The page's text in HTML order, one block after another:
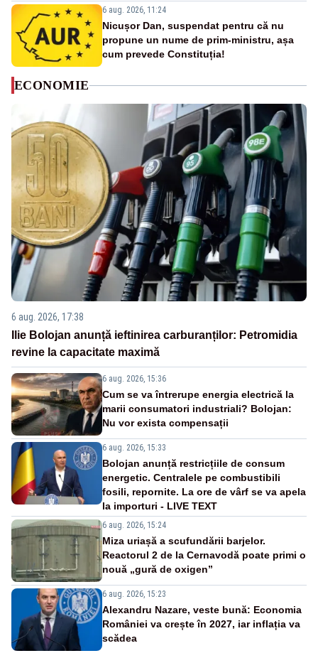
6 aug. 2026, 11:24
Nicușor Dan, suspendat pentru că nu
propune un nume de prim-ministru, așa
cum prevede Constituția!
ECONOMIE
6 aug. 2026, 17:38
Ilie Bolojan anunță ieftinirea carburanților: Petromidia
revine la capacitate maximă
6 aug. 2026, 15:36
Cum se va întrerupe energia electrică la
marii consumatori industriali? Bolojan:
Nu vor exista compensații
6 aug. 2026, 15:33
Bolojan anunță restricțiile de consum
energetic. Centralele pe combustibili
fosili, repornite. La ore de vârf se va apela
la importuri - LIVE TEXT
6 aug. 2026, 15:24
Miza uriașă a scufundării barjelor.
Reactorul 2 de la Cernavodă poate primi o
nouă „gură de oxigen”
6 aug. 2026, 15:23
Alexandru Nazare, veste bună: Economia
României va crește în 2027, iar inflația va
scădea